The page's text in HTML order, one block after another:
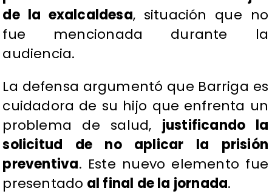
de la exalcaldesa, situación que no
fue mencionada durante la
audiencia.
​La defensa argumentó que Barriga es
cuidadora de su hijo que enfrenta un
problema de salud, justificando la
solicitud de no aplicar la prisión
preventiva. Este nuevo elemento fue
presentado al final de la jornada.